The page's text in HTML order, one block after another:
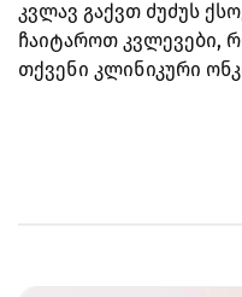
კვლავ გაქვთ ძუძუს
ჩაიტაროთ კვლევები,
თქვენი კლინიკური